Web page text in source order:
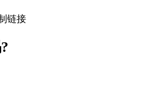
链接